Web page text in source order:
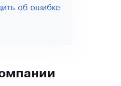
об ошибке